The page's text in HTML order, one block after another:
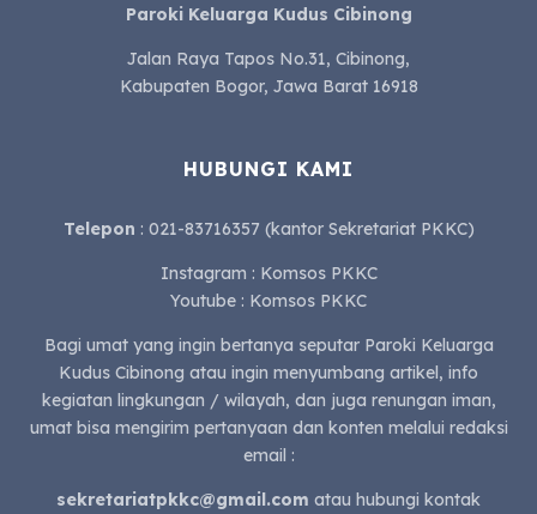
Paroki Keluarga Kudus Cibinong
Jalan Raya Tapos No.31, Cibinong,
Kabupaten Bogor, Jawa Barat 16918
HUBUNGI KAMI
Telepon : 021-83716357 (kantor Sekretariat PKKC)
Instagram : Komsos PKKC
Youtube : Komsos PKKC
Bagi umat yang ingin bertanya seputar Paroki Keluarga
Kudus Cibinong atau ingin menyumbang artikel, info
kegiatan lingkungan / wilayah, dan juga renungan iman,
umat bisa mengirim pertanyaan dan konten melalui redaksi
email :
sekretariatpkkc@gmail.com atau hubungi kontak